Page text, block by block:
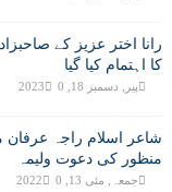
رانا اختر عزیز کے
کا اہتمام کیا گیا
پیر, دسمبر 18, 2023 0
شاعر اسلام راجہ عرفان
منظور کی دعوت ولیمہ
جمعہ, مئی 13, 2022 0